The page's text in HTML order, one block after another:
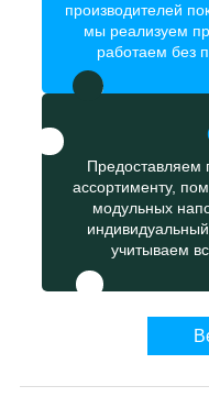
производителей
мы реализуем
работаем без
Предоставляем
ассортименту,
модульных
учитываем